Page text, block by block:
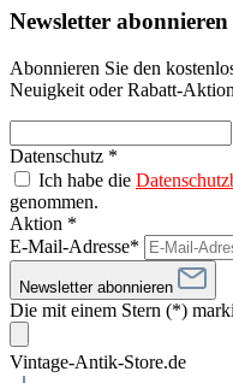
Newsletter abonnieren
Abonnieren Sie den
Neuigkeit oder Rabatt-
Datenschutz *
Ich habe die
genommen.
Aktion *
E-Mail-Adresse*
Newsletter abonnieren
Die mit einem Stern (*)
Vintage-Antik-Store.de